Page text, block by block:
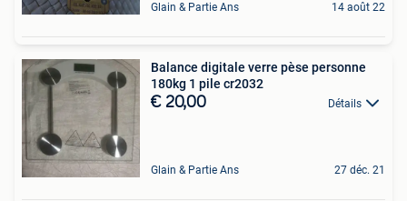
Glain & Partie Ans 14 août 22
Balance digitale verre pèse personne
180kg 1 pile cr2032
€ 20,00 Détails
Glain & Partie Ans 27 déc. 21